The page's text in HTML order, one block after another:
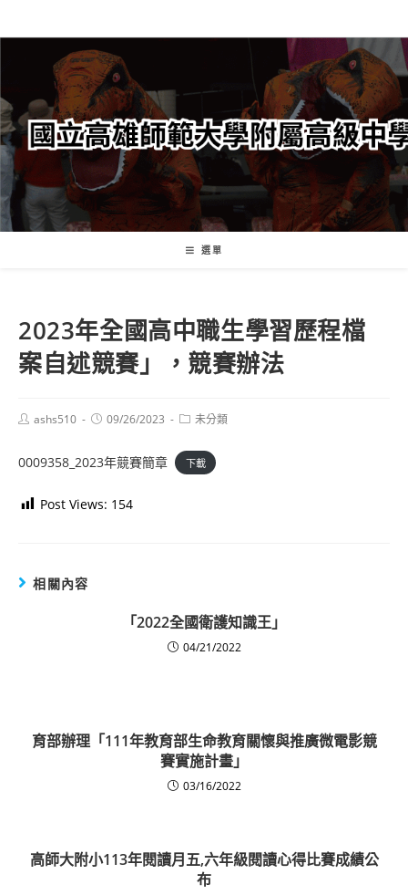
轉
要
內
容
選單
2023年全國高中職生學習歷程檔
案自述競賽」，競賽辦法
Postashs510
Post09/26/2023
Post未分類
0009358_2023年競賽簡章 下載
Post Views: 154
相關內容
「2022全國衛護知識王」
04/21/2022
育部辦理「111年教育部生命教育關懷與推廣微電影競
賽實施計畫」
03/16/2022
高師大附小113年閱讀月五,六年級閱讀心得比賽成績公
布